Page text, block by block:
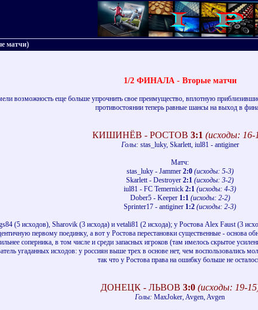
матчи)
1/2 ФИНАЛА - Вторые матчи
возможность еще больше упрочнить свое преимущество, вплотную
противостоянии теперь равные шансы на выход в
КИШИНЁВ - РОСТОВ 3:1 (исходы: 16-
Голы: stas_luky, Skarlett, iul81 - antiginer
Матч:
stas_luky - Jammer2:0 (исходы: 5-3)
Skarlett - Destroyer 2:1 (исходы: 3-2)
iul81 - FC Temernick 2:1 (исходы: 4-3)
Dober5 - Keeper 1:1(исходы: 2-2)
Sprinter17 - antiginer 1:2 (исходы: 2-3)
(5 исходов), Sharovik (3 исхода) и vetali81 (2 исхода); у Ростова Alex Faust (3
первому поединку, а вот у Ростова перестановки существенные - основа
соперника, в том числе и среди запасных игроков (там имелось скрытое
угаданных исходов: у россиян выше трех в основе нет, чем воспользовались
так что у Ростова права на ошибку больше не
ДОНЕЦК - ЛЬВОВ 3:0(исходы: 19-
Голы: MaxJoker, Avgen, Avgen